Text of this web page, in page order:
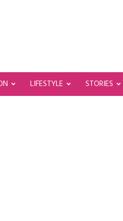
LIFESTYLE STORIES